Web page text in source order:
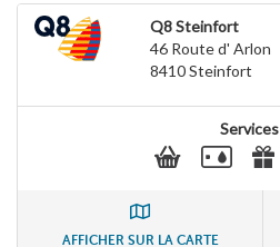
Q8 Steinfort
46 Route d' Arlon
8410Steinfort
Services
AFFICHER SUR LA CARTE